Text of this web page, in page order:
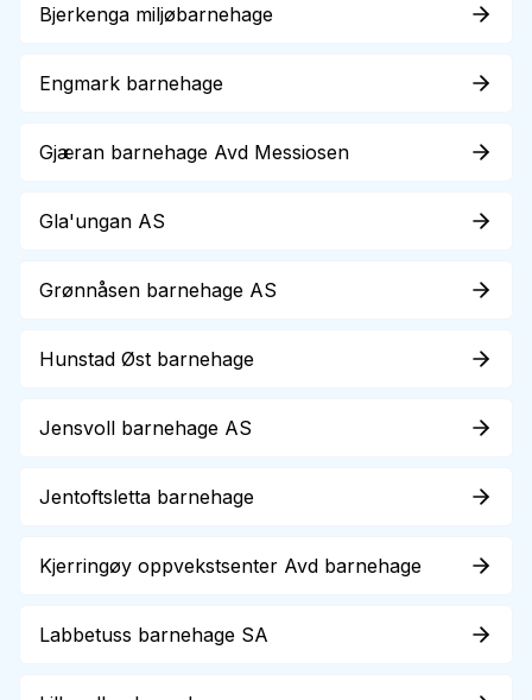
Bjerkenga miljøbarnehage
Engmark barnehage
Gjæran barnehage Avd Messiosen
Gla'ungan AS
Grønnåsen barnehage AS
Hunstad Øst barnehage
Jensvoll barnehage AS
Jentoftsletta barnehage
Kjerringøy oppvekstsenter Avd barnehage
Labbetuss barnehage SA